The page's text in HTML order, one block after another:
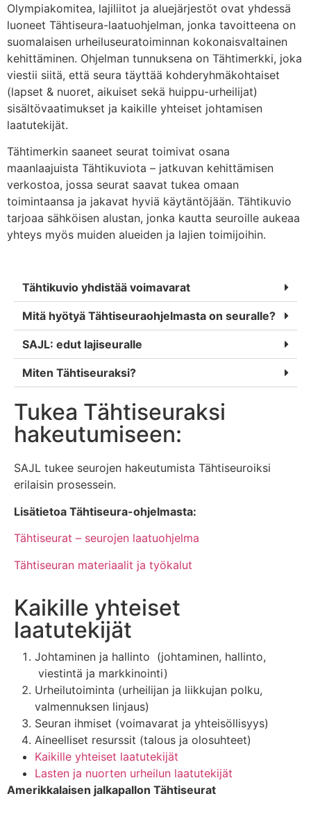
Olympiakomitea, lajiliitot ja aluejärjestöt ovat yhdessä
luoneet Tähtiseura-laatuohjelman, jonka tavoitteena on
suomalaisen urheiluseuratoiminnan kokonaisvaltainen
kehittäminen. Ohjelman tunnuksena on Tähtimerkki, joka
viestii siitä, että seura täyttää kohderyhmäkohtaiset
(lapset & nuoret, aikuiset sekä huippu-urheilijat)
sisältövaatimukset ja kaikille yhteiset johtamisen
laatutekijät.
Tähtimerkin saaneet seurat toimivat osana
maanlaajuista Tähtikuviota – jatkuvan kehittämisen
verkostoa, jossa seurat saavat tukea omaan
toimintaansa ja jakavat hyviä käytäntöjään. Tähtikuvio
tarjoaa sähköisen alustan, jonka kautta seuroille aukeaa
yhteys myös muiden alueiden ja lajien toimijoihin.
Tähtikuvio yhdistää voimavarat
Mitä hyötyä Tähtiseuraohjelmasta on seuralle?
SAJL: edut lajiseuralle
Miten Tähtiseuraksi?
Tukea Tähtiseuraksi
hakeutumiseen:
SAJL tukee seurojen hakeutumista Tähtiseuroiksi
erilaisin prosessein.
Lisätietoa Tähtiseura-ohjelmasta:
Tähtiseurat – seurojen laatuohjelma
Tähtiseuran materiaalit ja työkalut
Kaikille yhteiset
laatutekijät
Johtaminen ja hallinto (johtaminen, hallinto,
viestintä ja markkinointi)
Urheilutoiminta (urheilijan ja liikkujan polku,
valmennuksen linjaus)
Seuran ihmiset (voimavarat ja yhteisöllisyys)
Aineelliset resurssit (talous ja olosuhteet)
Kaikille yhteiset laatutekijät
Lasten ja nuorten urheilun laatutekijät
Amerikkalaisen jalkapallon Tähtiseurat